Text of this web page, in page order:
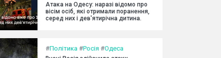
Атака на Одесу: наразі відомо про
вісім осіб, які отримали поранення,
серед них і дев'ятирічна дитина.
#Політика #Росія #Одеса